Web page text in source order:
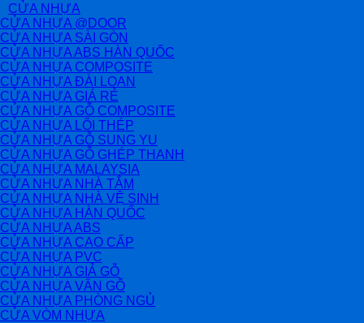
CỬA NHỰA
CỬA NHỰA @DOOR
CỬA NHỰA SÀI GÒN
CỬA NHỰA ABS HÀN QUỐC
CỬA NHỰA COMPOSITE
CỬA NHỰA ĐÀI LOAN
CỬA NHỰA GIÁ RẺ
CỬA NHỰA GỖ COMPOSITE
CỬA NHỰA LÕI THÉP
CỬA NHỰA GỖ SUNG YU
CỬA NHỰA GỖ GHÉP THANH
CỬA NHỰA MALAYSIA
CỬA NHỰA NHÀ TẮM
CỬA NHỰA NHÀ VỆ SINH
CỬA NHỰA HÀN QUỐC
CỬA NHỰA ABS
CỬA NHỰA CAO CẤP
CỬA NHỰA PVC
CỬA NHỰA GIẢ GỖ
CỬA NHỰA VÂN GỖ
CỬA NHỰA PHÒNG NGỦ
CỬA VÒM NHỰA